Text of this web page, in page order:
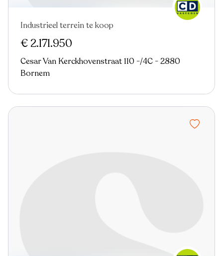
Virtual tour
Industrieel terrein te koop
€ 2.171.950
Cesar Van Kerckhovenstraat 110 -/4C - 2880
Bornem